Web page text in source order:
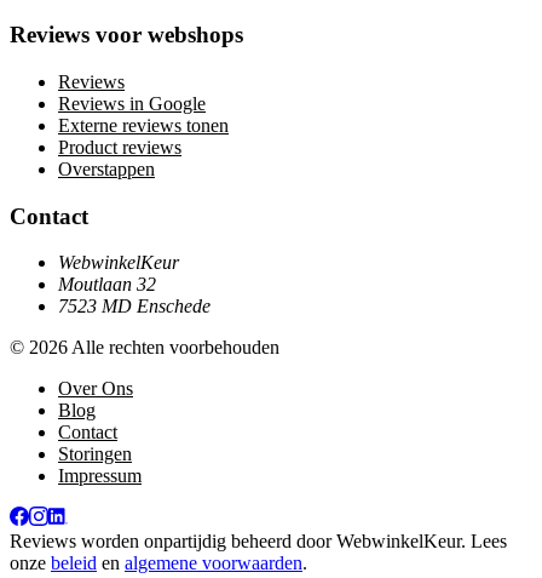
Reviews voor webshops
Reviews
Reviews in Google
Externe reviews tonen
Product reviews
Overstappen
Contact
WebwinkelKeur
Moutlaan 32
7523 MD Enschede
© 2026 Alle rechten voorbehouden
Over Ons
Blog
Contact
Storingen
Impressum
Reviews worden onpartijdig beheerd doorWebwinkelKeur. Lees
onze beleid en algemene voorwaarden.